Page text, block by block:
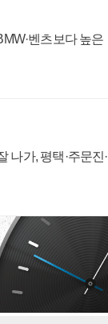
벤츠보다 높은
나가, 평택·주문진·